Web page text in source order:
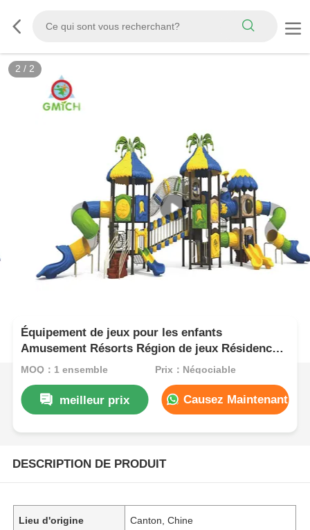
2 / 2
Équipement de jeux pour les enfants
Amusement Résorts Région de jeux Résidence
de jeux De haute qualité Plateau de jeux Slide
MOQ：1 ensemble Prix：Négociable
meilleur prix Causez Maintenant
DESCRIPTION DE PRODUIT
Lieu d'origine Canton, Chine